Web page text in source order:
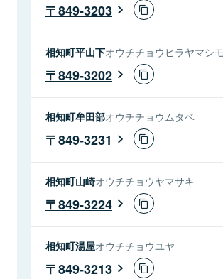
849-3203
相知町平山下オウチチョウヒラヤマシモ
849-3202
相知町牟田部オウチチョウムタベ
849-3231
相知町山崎オウチチョウヤマサキ
849-3224
相知町湯屋オウチチョウユヤ
849-3213